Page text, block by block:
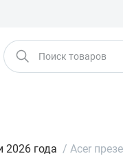
2026 года / Acer